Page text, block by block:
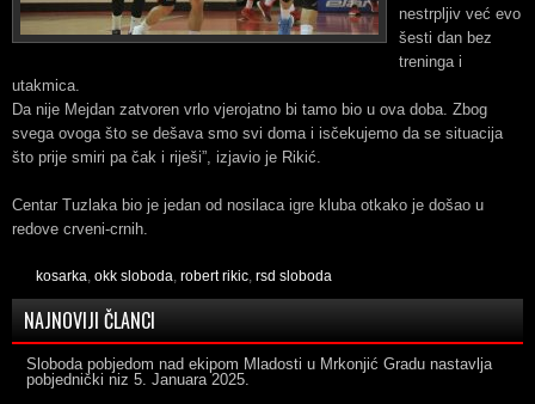
nestrpljiv već evo
šesti dan bez
treninga i
utakmica.
Da nije Mejdan zatvoren vrlo vjerojatno bi tamo bio u ova doba. Zbog
svega ovoga što se dešava smo svi doma i isčekujemo da se situacija
što prije smiri pa čak i riješi”, izjavio je Rikić.
Centar Tuzlaka bio je jedan od nosilaca igre kluba otkako je došao u
redove crveni-crnih.
kosarka okk sloboda robert rikic rsd sloboda
NAJNOVIJI ČLANCI
Sloboda pobjedom nad ekipom Mladosti u Mrkonjić Gradu nastavlja
pobjednički niz 5. Januara 2025.